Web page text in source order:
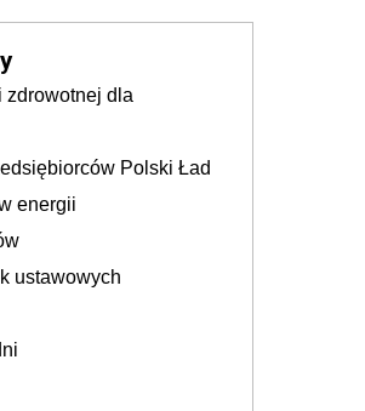
zdrowotnej dla
Polski Ład
energii
ustawowych